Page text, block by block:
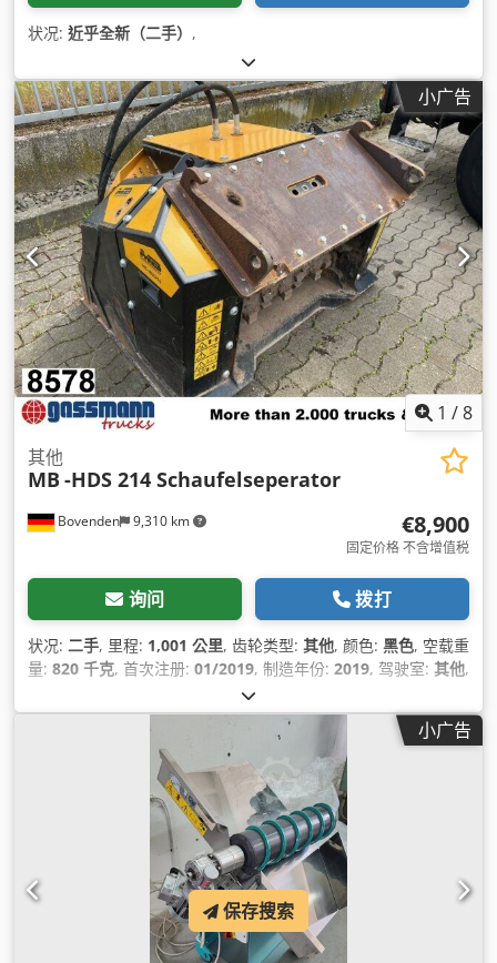
状况: 近乎全新（二手） ,
小广告
1 /8
Bovenden 9,310 km
其他
MB -HDS 214 Schaufelseperator
€8,900
固定价格 不含增值税
询问 拨打
状况: 二手, 里程: 1,001 公里, 齿轮类型: 其他, 颜色: 黑色, 空载重
量: 820 千克, 首次注册: 01/2019, 制造年份: 2019, 驾驶室: 其他,
小广告
保存搜索